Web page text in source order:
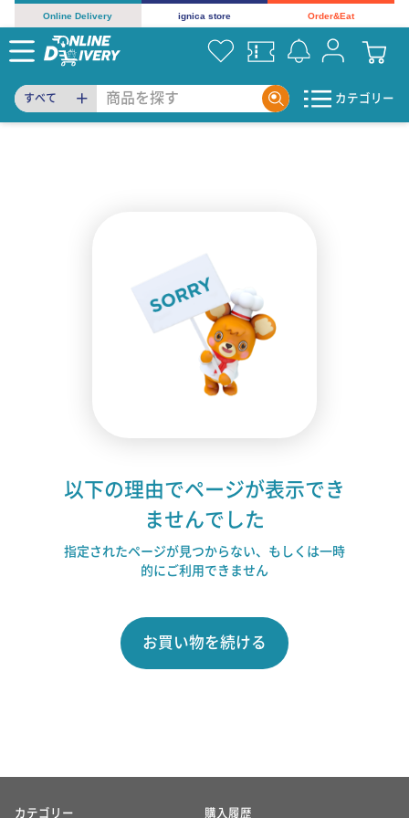
Online Delivery ignica store Order&Eat
すべて カテゴリー
以下の理由でページが表示でき
ませんでした
指定されたページが見つからない、もしくは一時
的にご利用できません
お買い物を続ける
カテゴリー 購入履歴